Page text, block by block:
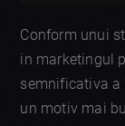
Conform unui
in marketingul
semnificativa a
un motiv mai